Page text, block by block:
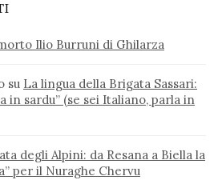
Ilio Burruni di Ghilarza
su La lingua della Brigata Sassari:
in sardu” (se sei Italiano, parla in
degli Alpini: da Resana a Biella la
per il Nuraghe Chervu